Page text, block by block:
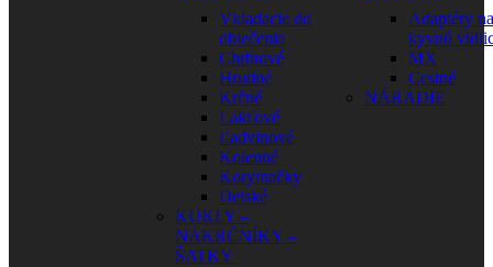
Vkladacie do
oblečenia
Chrbtové
Hrudné
Krčné
Lakťové
Ľadvinové
Kolenné
Korytnačky
Detské
KUKLY –
NÁKRČNÍKY –
ŠATKY
Adaptéry na
kyvnú
MX
Cestné
NÁRADIE